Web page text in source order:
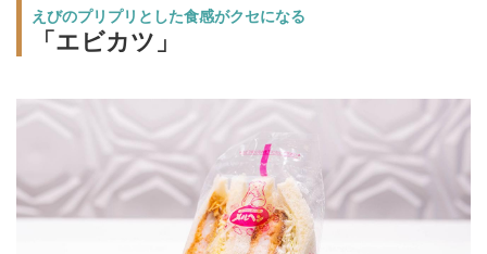
えびのプリプリとした食感がクセになる
「エビカツ」